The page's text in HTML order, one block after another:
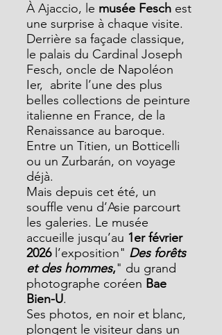
À Ajaccio, le musée Fesch est
une surprise à chaque visite.
Derrière sa façade classique,
le palais du Cardinal Joseph
Fesch, oncle de Napoléon
Ier,  abrite l’une des plus
belles collections de peinture
italienne en France, de la
Renaissance au baroque.
Entre un Titien, un Botticelli
ou un Zurbarán, on voyage
déjà.
Mais depuis cet été, un
souffle venu d’Asie parcourt
les galeries. Le musée
accueille jusqu’au 1er février
2026 l’exposition" Des forêts
et des hommes," du grand
photographe coréen Bae
Bien-U.
Ses photos, en noir et blanc,
plongent le visiteur dans un